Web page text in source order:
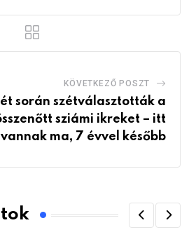
KÖVETKEZŐ POSZT
során szétválasztották a
sziámi ikreket – itt
vannak ma, 7 évvel később